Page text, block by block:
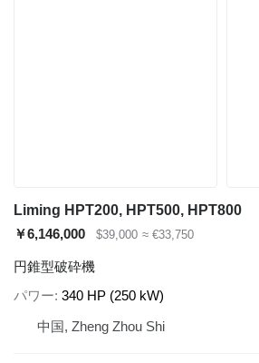
Liming HPT200, HPT500, HPT800
￥6,146,000
$39,000 ≈ €33,750
円錐型破砕機
パワー 340 HP (250 kW)
中国, Zheng Zhou Shi